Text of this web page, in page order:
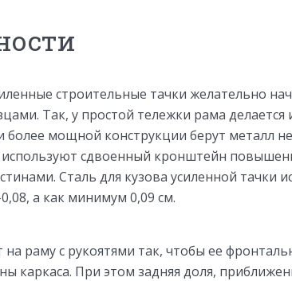
строительные тачки желательно
Так, у простой тележки рама делается
более мощной конструкции берут металл
сдвоенный кронштейн
Сталь для кузова усиленной тачки
а как минимум 0,09 см.
раму с рукоятями так, чтобы ее
каркаса. При этом задняя доля,